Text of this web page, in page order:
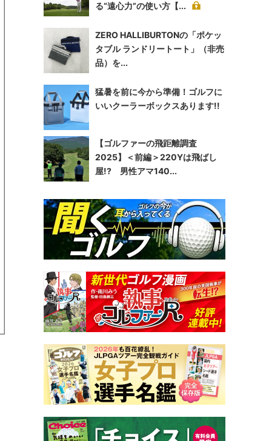
る“遠心力”の使い方【...
ZERO HALLIBURTONの「ポケッ
タブル ランドリートート」（非売
品）を...
猛暑を前に今から準備！ゴルフに
いいクーラーボックスあります!!
【ゴルファーの飛距離調査
2025】＜前編＞220Yは飛ばし
屋!? 男性アマ140...